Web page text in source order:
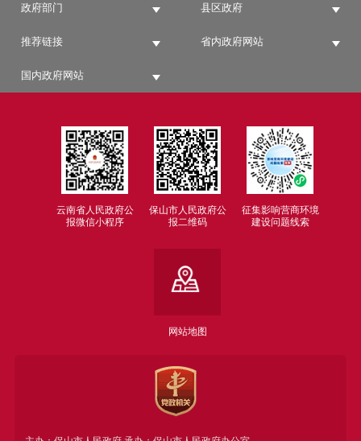
政府部门 县区政府
推荐链接 省内政府网站
国内政府网站
云南省人民政府公
报微信小程序
保山市人民政府公
报二维码
征集影响营商环境
建设问题线索
网站地图